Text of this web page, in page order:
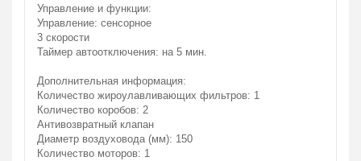
Управление и функции:
Управление: сенсорное
3 скорости
Таймер автоотключения: на 5 мин.
Дополнительная информация:
Количество жироулавливающих фильтров: 1
Количество коробов: 2
Антивозвратный клапан
Диаметр воздуховода (мм): 150
Количество моторов: 1